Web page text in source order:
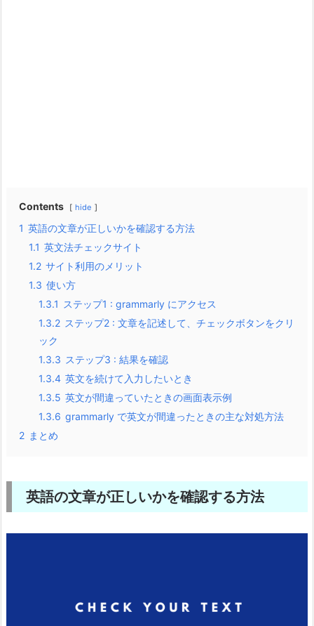
Contents hide
1 英語の文章が正しいかを確認する方法
1.1 英文法チェックサイト
1.2 サイト利用のメリット
1.3 使い方
1.3.1 ステップ1 : grammarly にアクセス
1.3.2 ステップ2 : 文章を記述して、チェックボタンをクリ
ック
1.3.3 ステップ3 : 結果を確認
1.3.4 英文を続けて入力したいとき
1.3.5 英文が間違っていたときの画面表示例
1.3.6 grammarly で英文が間違ったときの主な対処方法
2 まとめ
英語の文章が正しいかを確認する方法